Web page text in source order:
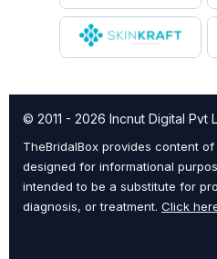
© 2011 - 2026 Incnut Digital Pvt
TheBridalBox provides content
designed for informational
intended to be a substitute for
diagnosis, or treatment. Click